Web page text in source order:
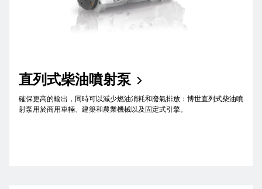
直列式柴油噴射泵
確保更高的輸出，同時可以減少燃油消耗和廢氣排放：博世直列式柴油噴
射泵用於商用車輛、建築和農業機械以及固定式引擎。